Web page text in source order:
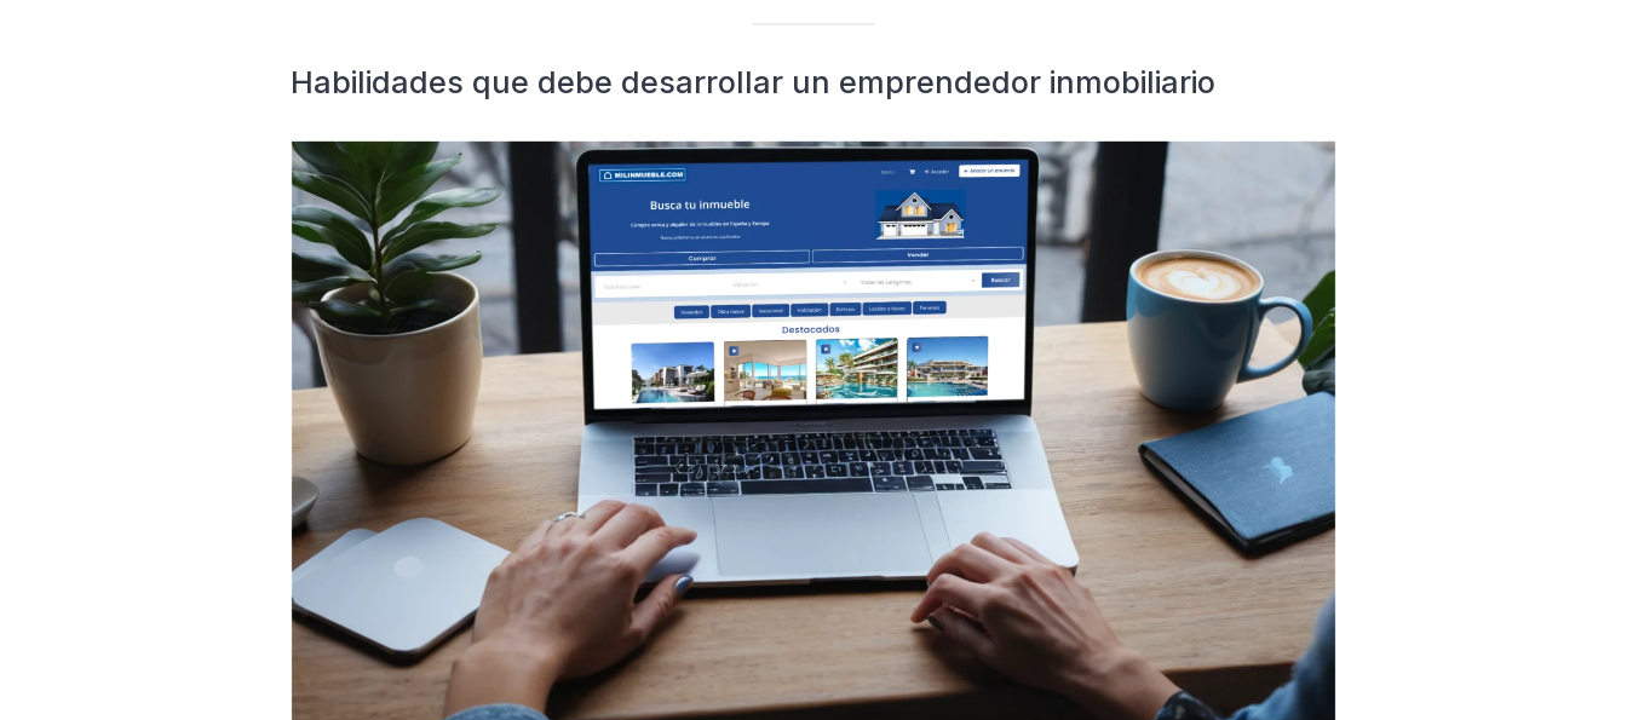
Habilidades que debe desarrollar un emprendedor inmobiliario